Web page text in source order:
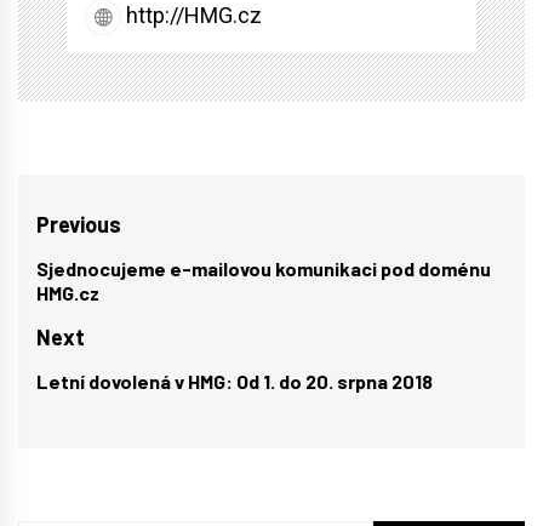
http://HMG.cz
Navigace
pro
Previous
Previous
post:
Sjednocujeme e-mailovou komunikaci pod doménu
HMG.cz
Next
Next
Letní dovolená v HMG: Od 1. do 20. srpna 2018